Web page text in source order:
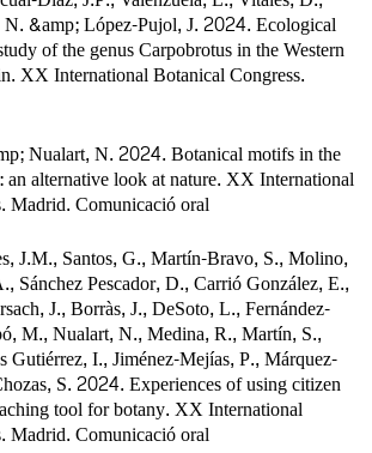
&amp; López-Pujol, J. 2024. Ecological
of the genus Carpobrotus in the Western
XX International Botanical Congress.
Nualart, N. 2024. Botanical motifs in the
alternative look at nature. XX International
Madrid. Comunicació oral
J.M., Santos, G., Martín-Bravo, S., Molino,
Sánchez Pescador, D., Carrió González, E.,
J., Borràs, J., DeSoto, L., Fernández-
M., Nualart, N., Medina, R., Martín, S.,
Gutiérrez, I., Jiménez-Mejías, P., Márquez-
S. 2024. Experiences of using citizen
tool for botany. XX International
Madrid. Comunicació oral